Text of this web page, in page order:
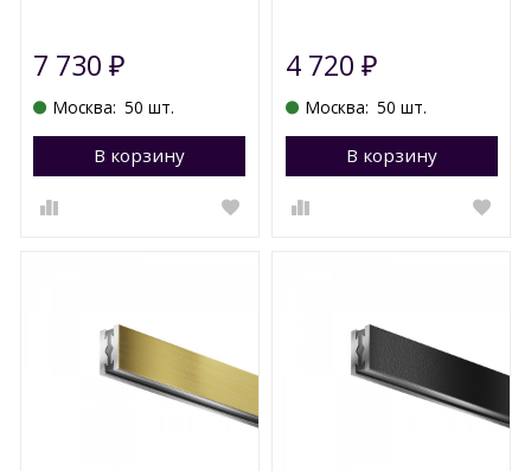
7 730₽
Москва: 50 шт.
В корзину Перейти в корзину
4 720 ₽
Москва: 50 шт.
В корзину